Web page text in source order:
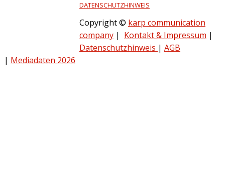
DATENSCHUTZHINWEIS
Copyright © karp communication
company | Kontakt & Impressum |
Datenschutzhinweis | AGB
| Mediadaten 2026